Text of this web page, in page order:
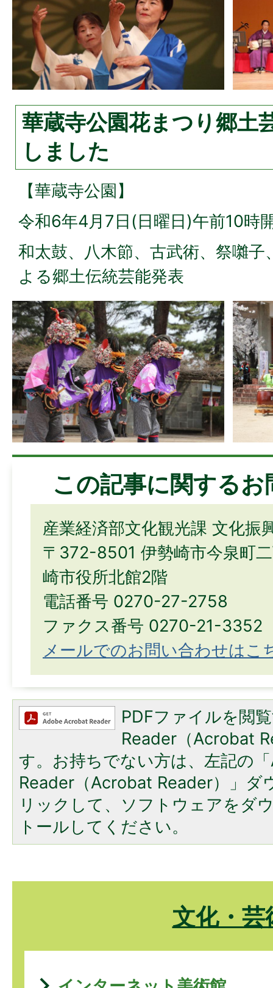
華蔵寺公園花まつり郷土
しました
【華蔵寺公園】
令和6年4月7日(日曜日)午前10時
和太鼓、八木節、古武術、祭囃
よる郷土伝統芸能発表
この記事に関する
産業経済部文化観光課 文化振
〒372-8501 伊勢崎市今泉町
崎市役所北館2階
電話番号 0270-27-2758
ファクス番号 0270-21-3352
メールでのお問い合わせはこ
PDFファイルを閲
Reader（Acrobat
す。お持ちでない方は、左記の
Reader（Acrobat Reader）」ダ
リックして、ソフトウェアをダ
トールしてください。
文化・芸